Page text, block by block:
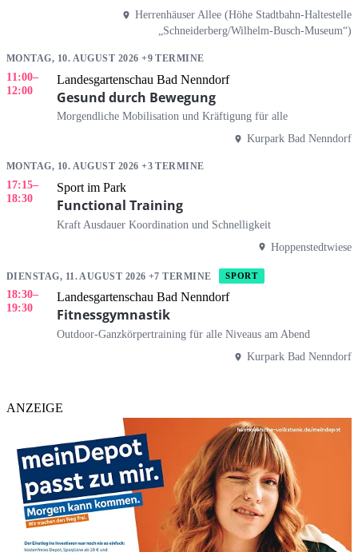
Herrenhäuser Allee (Höhe Stadtbahn-Haltestelle
„Schneiderberg/Wilhelm-Busch-Museum“)
MONTAG, 10. AUGUST 2026 +9 TERMINE
11:00–
12:00
Landesgartenschau Bad Nenndorf
Gesund durch Bewegung
Morgendliche Mobilisation und Kräftigung für alle
Kurpark Bad Nenndorf
MONTAG, 10. AUGUST 2026 +3 TERMINE
17:15–
18:30
Sport im Park
Functional Training
Kraft Ausdauer Koordination und Schnelligkeit
Hoppenstedtwiese
DIENSTAG, 11. AUGUST 2026 +7 TERMINE SPORT
18:30–
19:30
Landesgartenschau Bad Nenndorf
Fitnessgymnastik
Outdoor-Ganzkörpertraining für alle Niveaus am Abend
Kurpark Bad Nenndorf
ANZEIGE